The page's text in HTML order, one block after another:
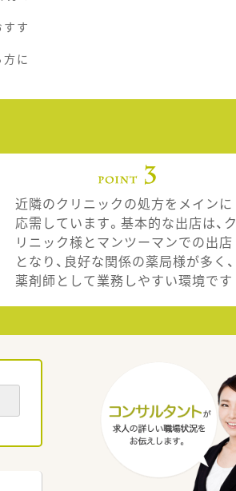
す
に
近隣のクリニックの処方をメインに
応需しています。基本的な出店は、ク
リニック様とマンツーマンでの出店
となり、良好な関係の薬局様が多く、
薬剤師として業務しやすい環境です